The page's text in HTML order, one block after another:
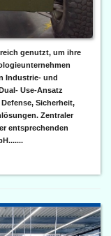
genutzt, um ihre
Industrie- und
Use-Ansatz
Sicherheit,
Zentraler
entsprechenden